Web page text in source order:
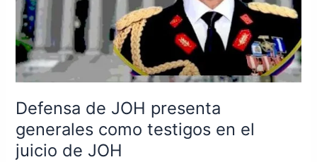
Defensa de JOH presenta
generales como testigos en el
juicio de JOH
juicio
de
JOH